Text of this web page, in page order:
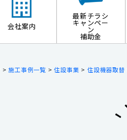
会社案内
最新チラシ
キャンペー
ン
補助金
>施工事例一覧 >住設事業 > 住設機器取替